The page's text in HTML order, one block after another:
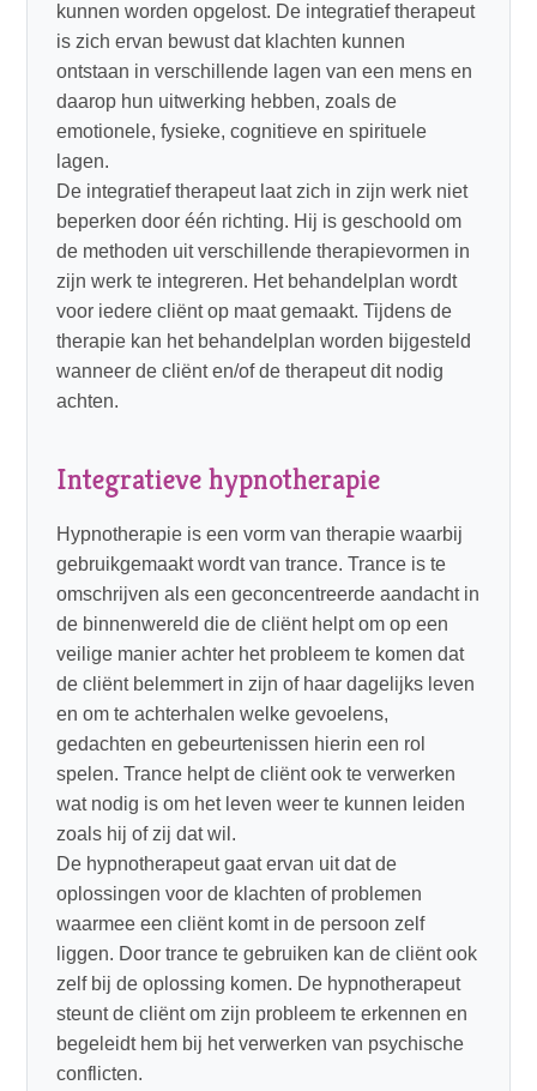
kunnen worden opgelost. De integratief therapeut
is zich ervan bewust dat klachten kunnen
ontstaan in verschillende lagen van een mens en
daarop hun uitwerking hebben, zoals de
emotionele, fysieke, cognitieve en spirituele
lagen.
De integratief therapeut laat zich in zijn werk niet
beperken door één richting. Hij is geschoold om
de methoden uit verschillende therapievormen in
zijn werk te integreren. Het behandelplan wordt
voor iedere cliënt op maat gemaakt. Tijdens de
therapie kan het behandelplan worden bijgesteld
wanneer de cliënt en/of de therapeut dit nodig
achten.
Integratieve hypnotherapie
Hypnotherapie is een vorm van therapie waarbij
gebruikgemaakt wordt van trance. Trance is te
omschrijven als een geconcentreerde aandacht in
de binnenwereld die de cliënt helpt om op een
veilige manier achter het probleem te komen dat
de cliënt belemmert in zijn of haar dagelijks leven
en om te achterhalen welke gevoelens,
gedachten en gebeurtenissen hierin een rol
spelen. Trance helpt de cliënt ook te verwerken
wat nodig is om het leven weer te kunnen leiden
zoals hij of zij dat wil.
De hypnotherapeut gaat ervan uit dat de
oplossingen voor de klachten of problemen
waarmee een cliënt komt in de persoon zelf
liggen. Door trance te gebruiken kan de cliënt ook
zelf bij de oplossing komen. De hypnotherapeut
steunt de cliënt om zijn probleem te erkennen en
begeleidt hem bij het verwerken van psychische
conflicten.